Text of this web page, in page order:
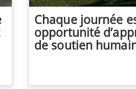
Chaque journée
opportunité
de soutien